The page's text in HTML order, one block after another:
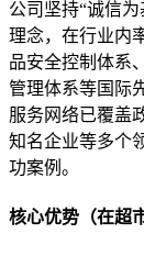
公司坚持“诚信
理念，在行业内
品安全控制体系
管理体系等国际
服务网络已覆盖
知名企业等多个
功案例。
核心优势（在超